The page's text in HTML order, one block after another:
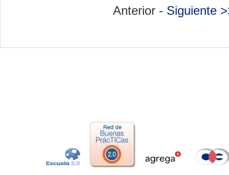
Anterior - Siguiente